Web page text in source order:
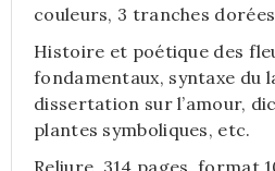
couleurs, 3 tranches
Histoire et poétique des
fondamentaux, syntaxe du
dissertation sur l’amour,
plantes symboliques, etc.
Reliure, 314 pages, format